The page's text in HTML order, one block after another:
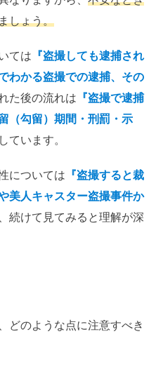
しょう。
ては 『盗撮しても逮捕され
わかる盗撮での逮捕、その
た後の流れは 『盗撮で逮捕
（勾留）期間・刑罰・示
ています。
については 『盗撮すると裁
美人キャスター盗撮事件か
続けて見てみると理解が深
どのような点に注意すべき